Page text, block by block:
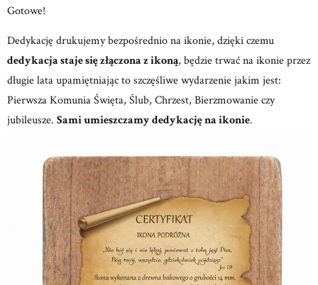
Gotowe!
Dedykację drukujemy bezpośrednio na ikonie, dzięki czemu
dedykacja staje się złączona z ikoną, będzie trwać na ikonie przez
długie lata upamiętniając to szczęśliwe wydarzenie jakim jest:
Pierwsza Komunia Święta, Ślub, Chrzest, Bierzmowanie czy
jubileusze. Sami umieszczamy dedykację na ikonie.